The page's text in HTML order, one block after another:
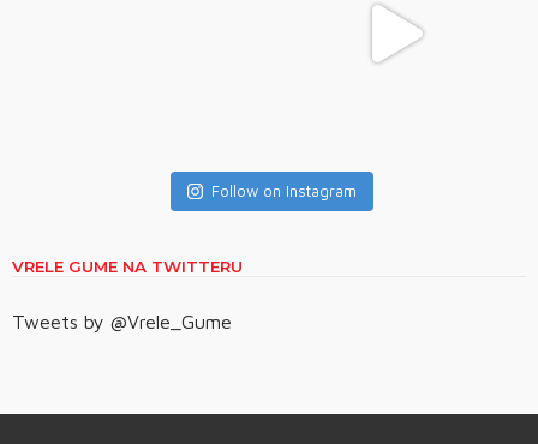
Follow on Instagram
VRELE GUME NA TWITTERU
Tweets by @Vrele_Gume